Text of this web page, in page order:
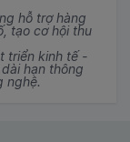
hỗ trợ hàng
tạo cơ hội thu
triển kinh tế -
hạn thông
nghệ.